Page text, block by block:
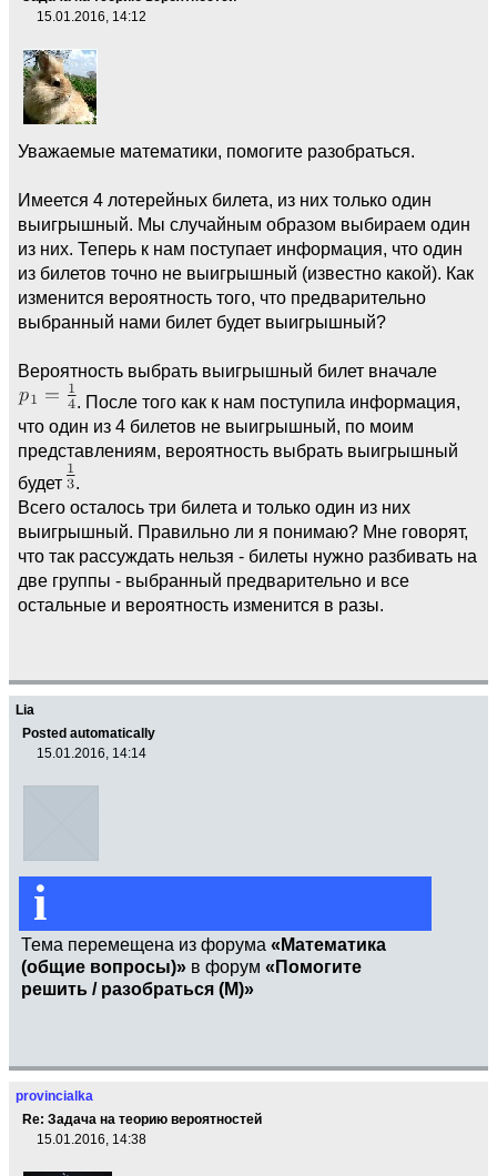
15.01.2016, 14:12
Уважаемые математики, помогите разобраться.
Имеется 4 лотерейных билета, из них только один
выигрышный. Мы случайным образом выбираем один
из них. Теперь к нам поступает информация, что один
из билетов точно не выигрышный (известно какой). Как
изменится вероятность того, что предварительно
выбранный нами билет будет выигрышный?
Вероятность выбрать выигрышный билет вначале
. После того как к нам поступила информация,
что один из 4 билетов не выигрышный, по моим
представлениям, вероятность выбрать выигрышный
будет
.
Всего осталось три билета и только один из них
выигрышный. Правильно ли я понимаю? Мне говорят,
что так рассуждать нельзя - билеты нужно разбивать на
две группы - выбранный предварительно и все
остальные и вероятность изменится в разы.
Lia
Posted automatically
15.01.2016, 14:14
i
Тема перемещена из форума «Математика
(общие вопросы)» в форум «Помогите
решить / разобраться (М)»
provincialka
Re: Задача на теорию вероятностей
15.01.2016, 14:38